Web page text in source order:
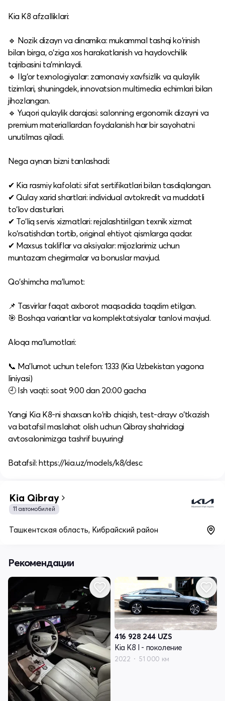
Kia K8 afzalliklari:
🔹 Nozik dizayn va dinamika: mukammal tashqi ko‘rinish
bilan birga, o‘ziga xos harakatlanish va haydovchilik
tajribasini ta’minlaydi.
🔹 Ilg‘or texnologiyalar: zamonaviy xavfsizlik va qulaylik
tizimlari, shuningdek, innovatsion multimedia echimlari bilan
jihozlangan.
🔹 Yuqori qulaylik darajasi: salonning ergonomik dizayni va
premium materiallardan foydalanish har bir sayohatni
unutilmas qiladi.
Nega aynan bizni tanlashadi:
✔ Kia rasmiy kafolati: sifat sertifikatlari bilan tasdiqlangan.
✔ Qulay xarid shartlari: individual avtokredit va muddatli
to‘lov dasturlari.
✔ To‘liq servis xizmatlari: rejalashtirilgan texnik xizmat
ko‘rsatishdan tortib, original ehtiyot qismlarga qadar.
✔ Maxsus takliflar va aksiyalar: mijozlarimiz uchun
muntazam chegirmalar va bonuslar mavjud.
Qo‘shimcha ma’lumot:
📌 Tasvirlar faqat axborot maqsadida taqdim etilgan.
🎯 Boshqa variantlar va komplektatsiyalar tanlovi mavjud.
Aloqa ma’lumotlari:
📞 Ma’lumot uchun telefon: 1333 (Kia Uzbekistan yagona
liniyasi)
🕘 Ish vaqti: soat 9:00 dan 20:00 gacha
Yangi Kia K8-ni shaxsan ko‘rib chiqish, test-drayv o‘tkazish
va batafsil maslahat olish uchun Qibray shahridagi
avtosalonimizga tashrif buyuring!
Batafsil: https://kia.uz/models/k8/desc
Kia Qibray
11 автомобилей
Ташкентская область, Кибрайский район
Рекомендации
416 928 244 UZS
Kia K8 I - поколение
2022 51 000 км